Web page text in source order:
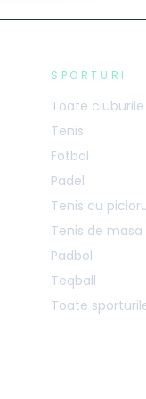
SPORTURI
Toate cluburile
Tenis
Fotbal
Padel
Tenis cu
Tenis de masa
Padbol
Teqball
Toate